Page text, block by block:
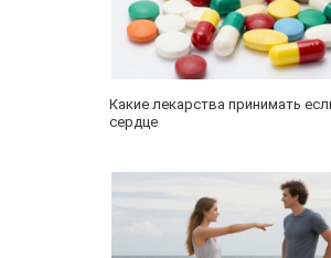
Какие лекарства принимать
сердце